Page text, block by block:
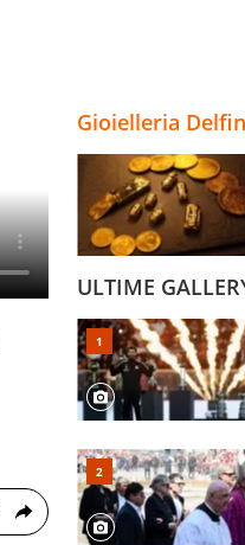
Gioielleria
ULTIME